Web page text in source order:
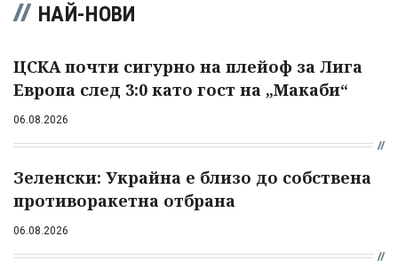
НАЙ-НОВИ
ЦСКА почти сигурно на плейоф за Лига
Европа след 3:0 като гост на „Макаби“
06.08.2026
Зеленски: Украйна е близо до собствена
противоракетна отбрана
06.08.2026